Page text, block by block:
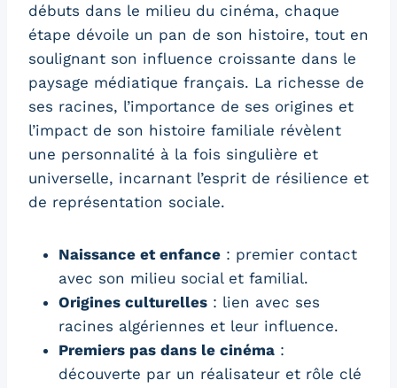
débuts dans le milieu du cinéma, chaque
étape dévoile un pan de son histoire, tout en
soulignant son influence croissante dans le
paysage médiatique français. La richesse de
ses racines, l’importance de ses origines et
l’impact de son histoire familiale révèlent
une personnalité à la fois singulière et
universelle, incarnant l’esprit de résilience et
de représentation sociale.
Naissance et enfance : premier contact
avec son milieu social et familial.
Origines culturelles : lien avec ses
racines algériennes et leur influence.
Premiers pas dans le cinéma :
découverte par un réalisateur et rôle clé